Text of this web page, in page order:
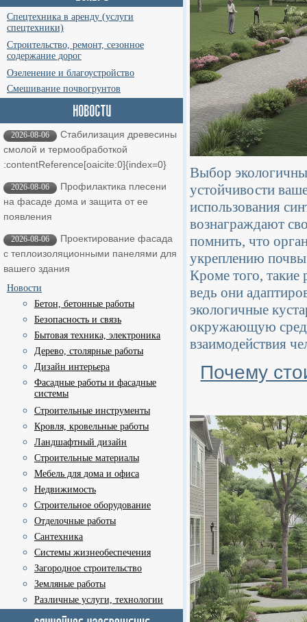
Спецтехника в аренду (услуги
спецтехники)
Строительство, ремонт, сезонное
содержание дорог
Озеленение и благоустройство
Смешивание почвогрунтов
2026-08-06
Стабилизация древесины
смолой и термообработкой ​
:contentReference[oaicite:0]{index=0}
2026-08-06
Профилактика плесени
на фасаде дома и защита от ее
появления
2026-08-06
Проектирование фасада
с теплоизоляционными панелями для
вашего здания
Новости
Бетон, бетонные работы
Безопасность и связь
Бытовая техника, электроника
Дерево, столярные работы
Дизайн интерьера
Фасадные работы и фасадные
системы
Строительные инструменты
Кровля, кровельные работы
Ландшафтный дизайн
Строительные материалы
Мебель для дома и офиса
Недвижимость
Строительное оборудование
Отделочные работы
Сантехника
Системы жизнеобеспечения
Загородное строительство
Земляные работы
Различные услуги, технологии
Выбор
устойчивости
использования
вознаграждают
помнить, что
укреплению
Кроме того, такие
ведь они
экологичные
окружающую
взаимодействия
Почему